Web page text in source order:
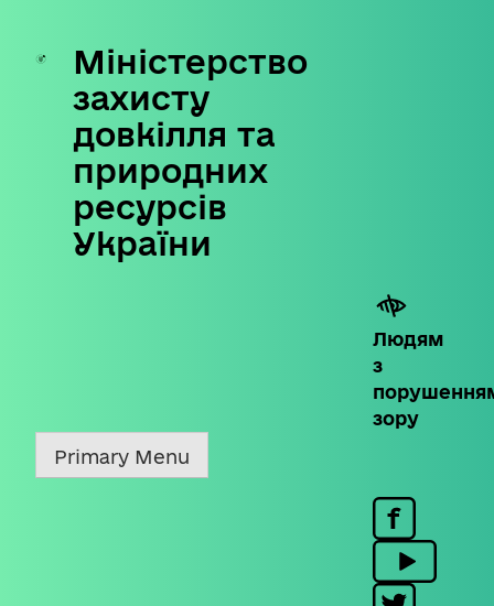
Skip
content
Міністерство
захисту
довкілля та
природних
ресурсів
України
Людям
з
зору
Primary Menu